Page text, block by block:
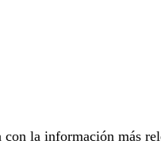
la información más